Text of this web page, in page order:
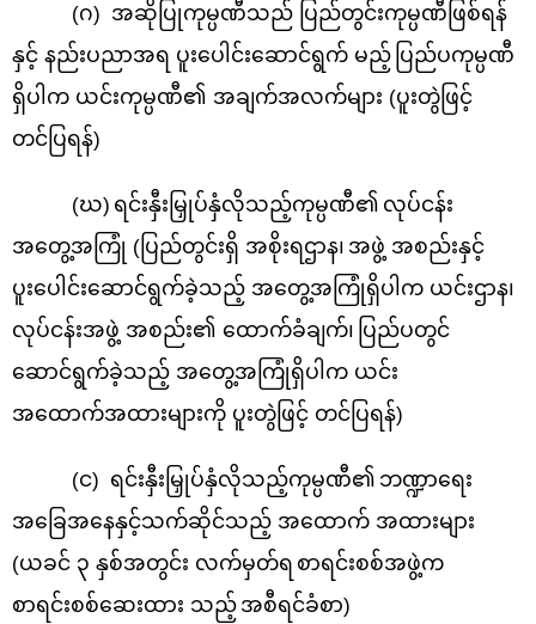
(ဂ) အဆိုပြုကုမ္ပဏီသည် ပြည်တွင်းကုမ္ပဏီဖြစ်ရန်
နှင့် နည်းပညာအရ ပူးပေါင်းဆောင်ရွက် မည့် ပြည်ပကုမ္ပဏီ
ရှိပါက ယင်းကုမ္ပဏီ၏ အချက်အလက်များ (ပူးတွဲဖြင့်
တင်ပြရန်)
(ဃ) ရင်းနှီးမြှုပ်နှံလိုသည့်ကုမ္ပဏီ၏ လုပ်ငန်း
အတွေ့အကြုံ ( ပြည်တွင်းရှိ အစိုးရဌာန၊ အဖွဲ့ အစည်းနှင့်
ပူးပေါင်းဆောင်ရွက်ခဲ့သည့် အတွေ့အကြုံရှိပါက ယင်းဌာန၊
လုပ်ငန်းအဖွဲ့ အစည်း၏ ထောက်ခံချက်၊ ပြည်ပတွင်
ဆောင်ရွက်ခဲ့သည့် အတွေ့အကြုံရှိပါက ယင်း
အထောက်အထားများကို ပူးတွဲဖြင့် တင်ပြရန်)
(င) ရင်းနှီးမြှုပ်နှံလိုသည့်ကုမ္ပဏီ၏ ဘဏ္ဍာရေး
အခြေအနေနှင့်သက်ဆိုင်သည့် အထောက် အထားများ
(ယခင် ၃ နှစ်အတွင်း လက်မှတ်ရ စာရင်းစစ်အဖွဲ့က
စာရင်းစစ်ဆေးထား သည့် အစီရင်ခံစာ)